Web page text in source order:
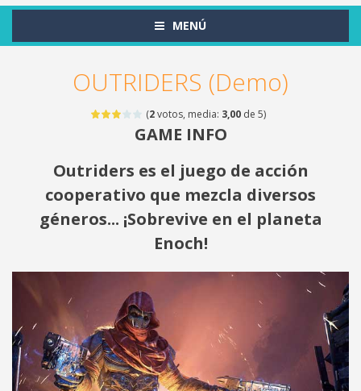
MENÚ
OUTRIDERS (Demo)
(2votos, media: 3,00 de 5)
GAME INFO
Outriders es el juego de acción
cooperativo que mezcla diversos
géneros... ¡Sobrevive en el planeta
Enoch!